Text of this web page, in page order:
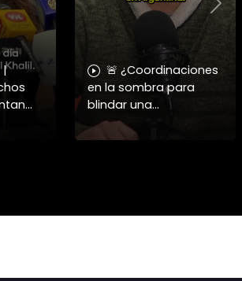
|
🚨 ¿Coordinaciones
en la sombra para
blindar una
candidatura
presidencial? Nuevos